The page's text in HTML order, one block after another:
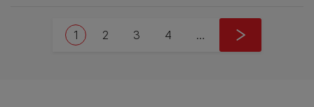
Current page
1 Page
2 Page
3 Page
4 … Next page
››